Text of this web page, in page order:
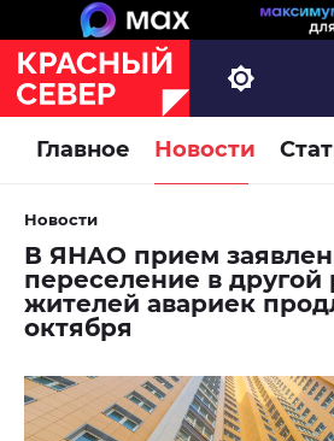
Главное Новости
Новости
В ЯНАО прием
переселение в другой
жителей авариек
октября